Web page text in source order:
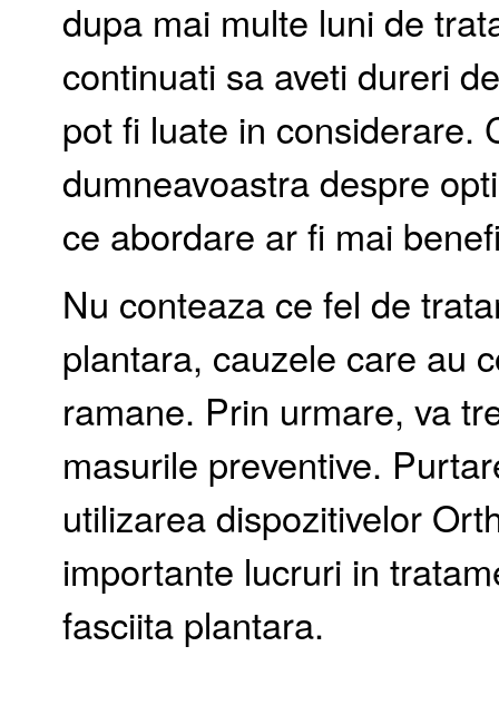
dupa mai multe luni de
continuati sa aveti dureri
pot fi luate in considerare.
dumneavoastra despre
ce abordare ar fi mai
Nu conteaza ce fel de
plantara, cauzele care au
ramane. Prin urmare, va
masurile preventive.
utilizarea dispozitivelor
importante lucruri in
fasciita plantara.